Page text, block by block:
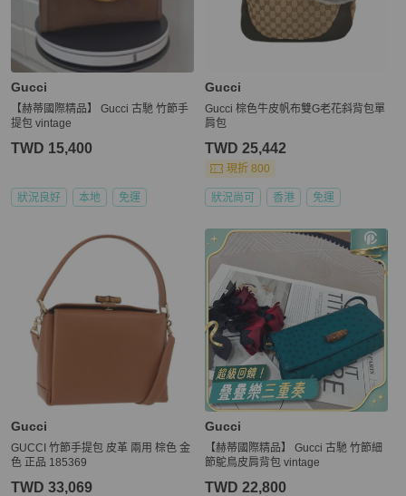
Gucci
【赫蒂國際精品】 Gucci 古馳 竹節手
提包 vintage
TWD 15,400
狀況良好 本地 免運
Gucci
Gucci 棕色牛皮帆布雙G老花斜背包單
肩包
TWD 25,442
現折 800
狀況尚可 香港 免運
Gucci
GUCCI 竹節手提包 皮革 兩用 棕色 金
色 正品 185369
TWD 33,069
Gucci
【赫蒂國際精品】 Gucci 古馳 竹節細
節鴕鳥皮肩背包 vintage
TWD 22,800